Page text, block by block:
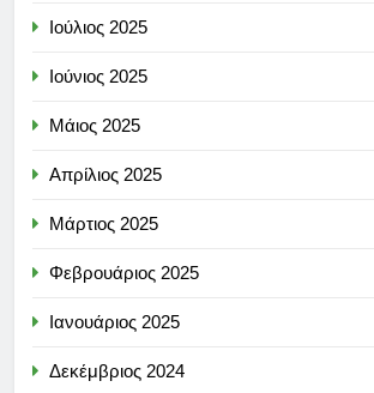
Ιούλιος 2025
Ιούνιος 2025
Μάιος 2025
Απρίλιος 2025
Μάρτιος 2025
Φεβρουάριος 2025
Ιανουάριος 2025
Δεκέμβριος 2024